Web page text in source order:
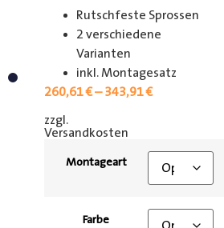
Rutschfeste Sprossen
2 verschiedene
Varianten
inkl. Montagesatz
260,61€–343,91€
zzgl.
Versandkosten
Montageart
Farbe